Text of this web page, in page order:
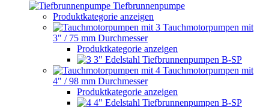
Tiefbrunnenpumpe
Produktkategorie anzeigen
Tauchmotorpumpen mit
3" / 75 mm Durchmesser
Produktkategorie anzeigen
3" Edelstahl Tiefbrunnenpumpen B-SP
Tauchmotorpumpen mit
4" / 98 mm Durchmesser
Produktkategorie anzeigen
4" Edelstahl Tiefbrunnenpumpen B-SP